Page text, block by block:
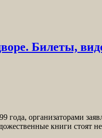
Билеты,
организаторами
книги стоят